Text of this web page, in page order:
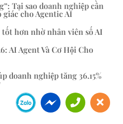
Tại sao doanh nghiệp cần
cho Agentic AI
hơn nhờ nhân viên số AI
AI Agent Và Cơ Hội Cho
doanh nghiệp tăng 36.15%